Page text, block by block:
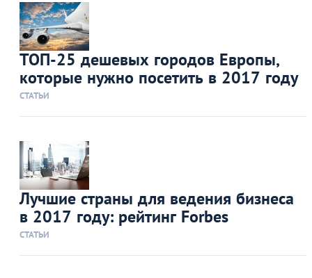
ТОП-25 дешевых городов Европы,
которые нужно посетить в 2017 году
СТАТЬИ
Лучшие страны для ведения бизнеса
в 2017 году: рейтинг Forbes
СТАТЬИ